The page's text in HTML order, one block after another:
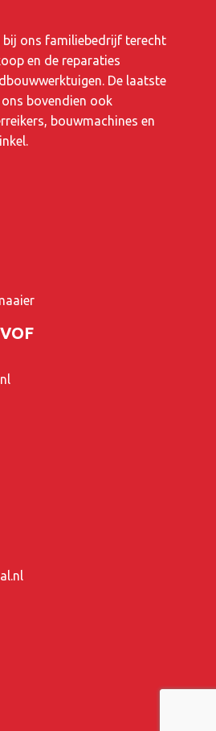
bij ons familiebedrijf terecht
en de reparaties
De laatste
bovendien ook
bouwmachines en